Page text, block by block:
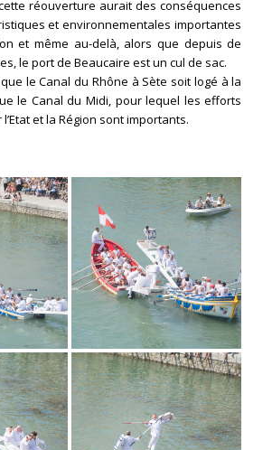
réouverture aurait des conséquences
et environnementales importantes
et même au-delà, alors que depuis de
le port de Beaucaire est un cul de sac.
le Canal du Rhône à Sète soit logé à la
le Canal du Midi, pour lequel les efforts
et la Région sont importants.